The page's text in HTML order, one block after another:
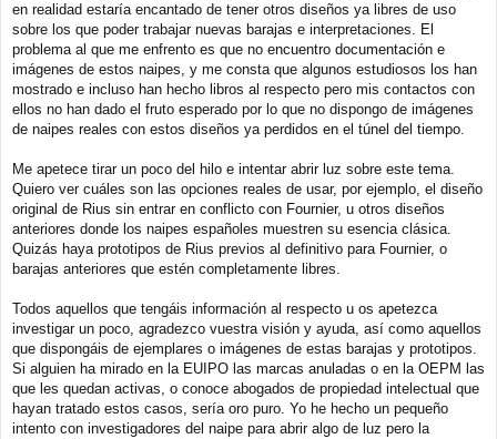
en realidad estaría encantado de tener otros diseños ya libres de uso
sobre los que poder trabajar nuevas barajas e interpretaciones. El
problema al que me enfrento es que no encuentro documentación e
imágenes de estos naipes, y me consta que algunos estudiosos los han
mostrado e incluso han hecho libros al respecto pero mis contactos con
ellos no han dado el fruto esperado por lo que no dispongo de imágenes
de naipes reales con estos diseños ya perdidos en el túnel del tiempo.
Me apetece tirar un poco del hilo e intentar abrir luz sobre este tema.
Quiero ver cuáles son las opciones reales de usar, por ejemplo, el diseño
original de Rius sin entrar en conflicto con Fournier, u otros diseños
anteriores donde los naipes españoles muestren su esencia clásica.
Quizás haya prototipos de Rius previos al definitivo para Fournier, o
barajas anteriores que estén completamente libres.
Todos aquellos que tengáis información al respecto u os apetezca
investigar un poco, agradezco vuestra visión y ayuda, así como aquellos
que dispongáis de ejemplares o imágenes de estas barajas y prototipos.
Si alguien ha mirado en la EUIPO las marcas anuladas o en la OEPM las
que les quedan activas, o conoce abogados de propiedad intelectual que
hayan tratado estos casos, sería oro puro. Yo he hecho un pequeño
intento con investigadores del naipe para abrir algo de luz pero la